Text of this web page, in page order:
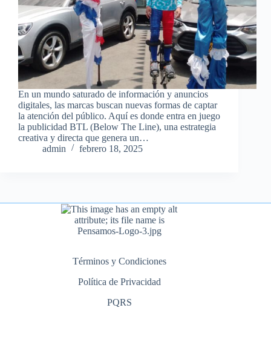
En un mundo saturado de información y anuncios
digitales, las marcas buscan nuevas formas de captar
la atención del público. Aquí es donde entra en juego
la publicidad BTL (Below The Line), una estrategia
creativa y directa que genera un…
admin
febrero 18, 2025
Términos y Condiciones
Política de Privacidad
PQRS